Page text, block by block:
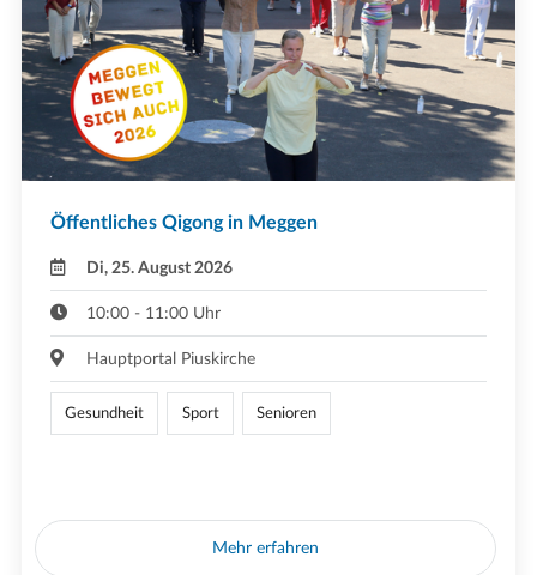
Öffentliches Qigong in Meggen
Di, 25. August 2026
10:00 - 11:00 Uhr
Hauptportal Piuskirche
Gesundheit Sport Senioren
Mehr erfahren